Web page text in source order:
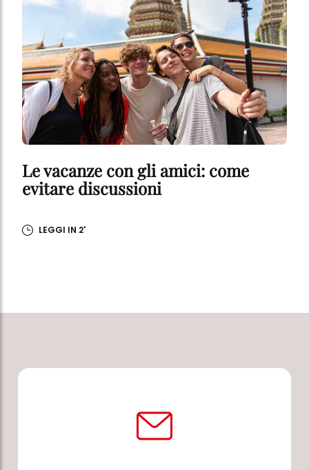
Le vacanze con gli amici: come
evitare discussioni
LEGGI IN 2'